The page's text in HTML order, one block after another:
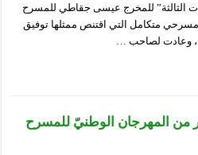
الثالثة” للمخرج عيسى جقاطي للمسرح
متكامل التي اقتنص ممثلها توفيق
وعادت لصاحب …
من المهرجان الوطنيّ للمسرح